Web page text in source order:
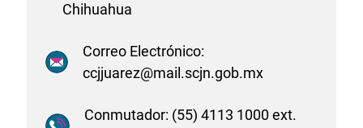
Chihuahua
Correo Electrónico:
ccjjuarez@mail.scjn.gob.mx
Conmutador: (55) 4113 1000 ext.